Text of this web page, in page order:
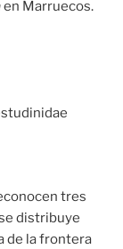
en Marruecos.
tres
distribuye
de la frontera